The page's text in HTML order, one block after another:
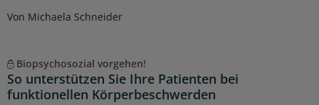
Von Michaela Schneider
Biopsychosozial vorgehen!
So unterstützen Sie Ihre Patienten bei
funktionellen Körperbeschwerden